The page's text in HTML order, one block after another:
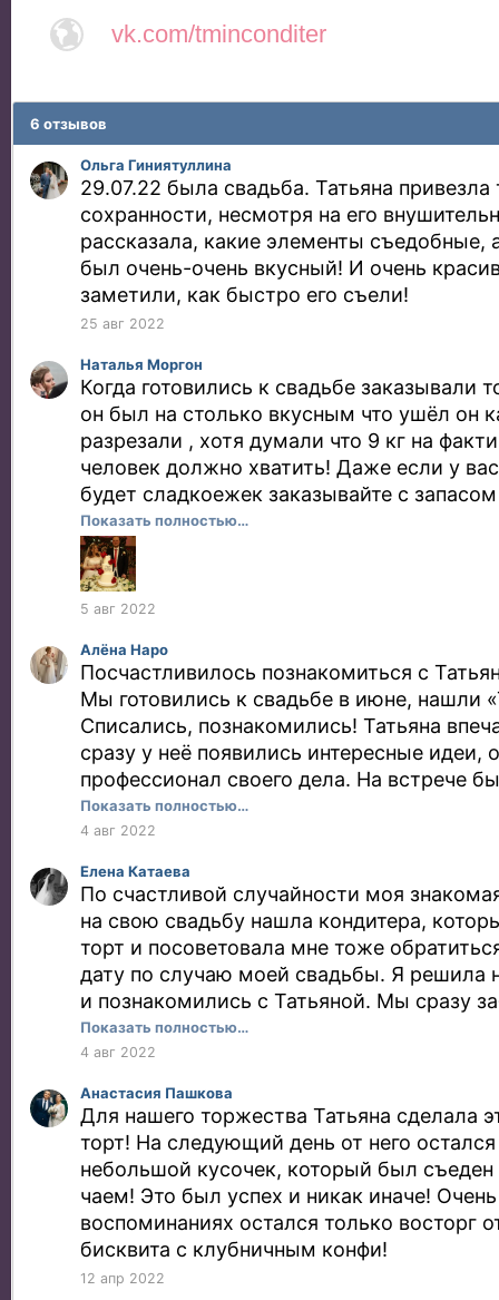
vk.com/tminconditer
6 отзывов
Ольга Гиниятуллина
29.07.22 была свадьба. Татьяна привезла
сохранности, несмотря на его
рассказала, какие элементы съедобные,
был очень-очень вкусный! И очень
заметили, как быстро его съели!
25 авг 2022
Наталья Моргон
Когда готовились к свадьбе заказывали
он был на столько вкусным что ушёл он
разрезали , хотя думали что 9 кг на
человек должно хватить! Даже если у
будет сладкоежек заказывайте с
останется прекрасный тортик к чаю!
Показать полностью…
5 авг 2022
Алёна Наро
Посчастливилось познакомиться с
Мы готовились к свадьбе в июне, нашли
Списались, познакомились! Татьяна
сразу у неё появились интересные идеи,
профессионал своего дела. На встрече
обсудили, продумали концепцию!
торт с парящим ярусом почти на 100
мегавкусным! Многие подходили и
лучший торт, который они видели и
мужем ,естественно, на свадьбе
маленькие кусочки, поэтому сразу же
раз заказали трайфлы! Они были
видимо, каждую годовщину, мы знаем,
заказывать торты !
Показать полностью…
4 авг 2022
Елена Катаева
По счастливой случайности моя
на свою свадьбу нашла кондитера,
торт и посоветовала мне тоже
дату по случаю моей свадьбы. Я решила
и познакомились с Татьяной. Мы сразу
дату за несколько месяцев, обговорили
общении было очень комфортно, Татьяна
ощущение, что вы знакомы давно! Когда
теперь уже наш любимый кондитер, обо
позаботилась, привезла торт лично в
условия хранения, съедобные и
Да, это вещи очевидные, но не для всех и
думаешь. Сегодня уже почти год, как мы
Татьяной, очень благодарны ей за ее
праздник отмечаем с ее вкусностями! С
Показать полностью…
4 авг 2022
Анастасия Пашкова
Для нашего торжества Татьяна сделала
торт! На следующий день от него
небольшой кусочек, который был съеден
чаем! Это был успех и никак иначе!
воспоминаниях остался только восторг
бисквита с клубничным конфи!
12 апр 2022